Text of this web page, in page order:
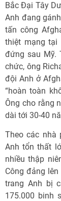
Bắc Đại Tây
Anh đang
tấn công
thiệt mạng tại
đứng sau Mỹ.
chức, ông
đội Anh ở
“hoàn toàn
Ông cho rằng
dài tới 30-40
Theo các nhà
Anh tổn thất
nhiều thập
Công đảng
trang Anh bị
175.000 binh